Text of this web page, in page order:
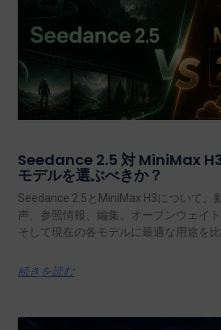
Seedance 2.5 対 MiniMax
モデルを選ぶべきか？
Seedance 2.5とMiniMax H3について、
声、参照情報、編集、オープンウェイ
そして現在の各モデルに最適な用途を比
続きを読む